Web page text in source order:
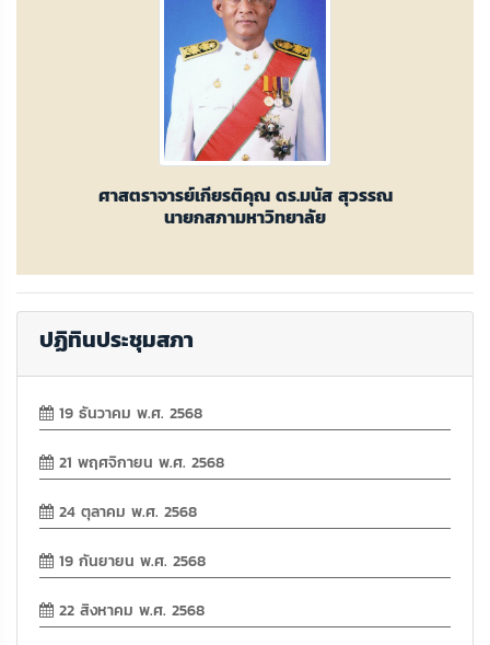
ศาสตราจารย์เกียรติคุณ ดร.มนัส สุวรรณ
นายกสภามหาวิทยาลัย
ปฏิทินประชุมสภา
19 ธันวาคม พ.ศ. 2568
21 พฤศจิกายน พ.ศ. 2568
24 ตุลาคม พ.ศ. 2568
19 กันยายน พ.ศ. 2568
22 สิงหาคม พ.ศ. 2568